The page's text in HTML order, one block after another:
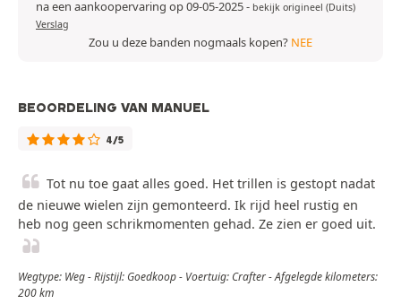
na een aankoopervaring op 09-05-2025- bekijk origineel (Duits)
Verslag
Zou u deze banden nogmaals kopen? NEE
BEOORDELING VAN MANUEL
4/5
Tot nu toe gaat alles goed. Het trillen is gestopt nadat
de nieuwe wielen zijn gemonteerd. Ik rijd heel rustig en
heb nog geen schrikmomenten gehad. Ze zien er goed uit.
Wegtype: Weg - Rijstijl: Goedkoop - Voertuig: Crafter - Afgelegde kilometers:
200 km